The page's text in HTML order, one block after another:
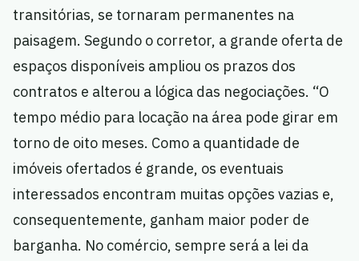
transitórias, se tornaram permanentes na
paisagem. Segundo o corretor, a grande oferta de
espaços disponíveis ampliou os prazos dos
contratos e alterou a lógica das negociações. “O
tempo médio para locação na área pode girar em
torno de oito meses. Como a quantidade de
imóveis ofertados é grande, os eventuais
interessados encontram muitas opções vazias e,
consequentemente, ganham maior poder de
barganha. No comércio, sempre será a lei da